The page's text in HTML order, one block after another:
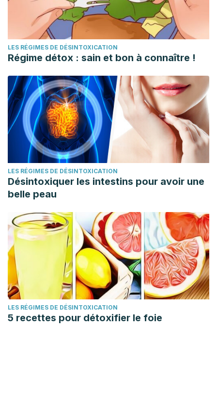
LES RÉGIMES DE DÉSINTOXICATION
Régime détox : sain et bon à connaître !
LES RÉGIMES DE DÉSINTOXICATION
Désintoxiquer les intestins pour avoir une
belle peau
LES RÉGIMES DE DÉSINTOXICATION
5 recettes pour détoxifier le foie